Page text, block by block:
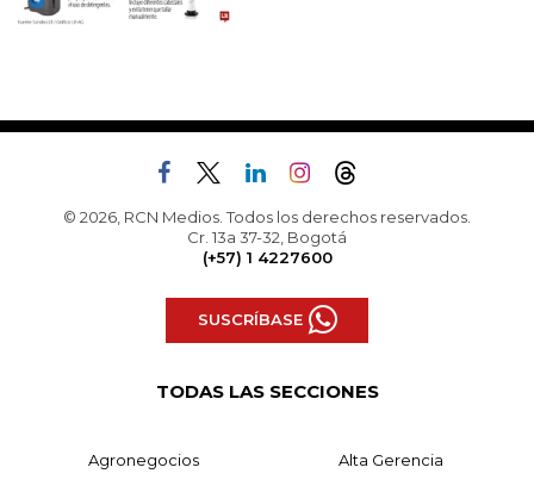
© 2026, RCN Medios. Todos los derechos reservados.
Cr. 13a 37-32, Bogotá
(+57) 1 4227600
SUSCRÍBASE
TODAS LAS SECCIONES
Agronegocios Alta Gerencia